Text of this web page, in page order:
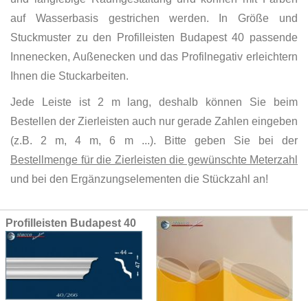
auf Wasserbasis gestrichen werden. In Größe und
Stuckmuster zu den Profilleisten Budapest 40 passende
Innenecken, Außenecken und das Profilnegativ erleichtern
Ihnen die Stuckarbeiten.
Jede Leiste ist 2 m lang, deshalb können Sie beim
Bestellen der Zierleisten auch nur gerade Zahlen eingeben
(z.B. 2 m, 4 m, 6 m ...). Bitte geben Sie bei der
Bestellmenge für die Zierleisten die gewünschte Meterzahl
und bei den Ergänzungselementen die Stückzahl an!
Grouped
product
Profilleisten Budapest 40